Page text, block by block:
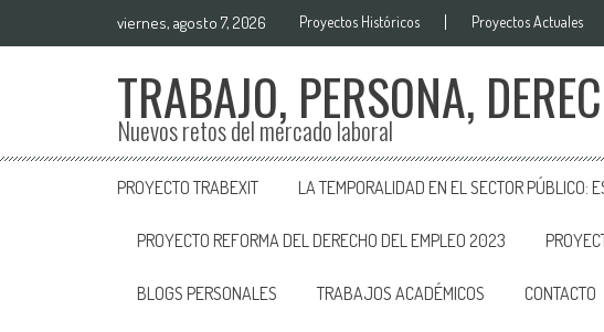
viernes, agosto 7, 2026 Proyectos Históricos Proyectos Actuales
TRABAJO, PERSONA,
Nuevos retos del mercado laboral
PROYECTO TRABEXIT LA TEMPORALIDAD EN EL SECTOR PÚBLICO:
PROYECTO REFORMA DEL DERECHO DEL EMPLEO 2023
BLOGS PERSONALES TRABAJOS ACADÉMICOS CONTACTO